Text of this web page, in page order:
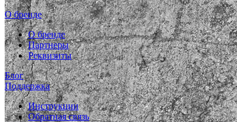
О бренде
О бренде
Партнеры
Реквизиты
Блог
Поддержка
Инструкции
Обратная связь